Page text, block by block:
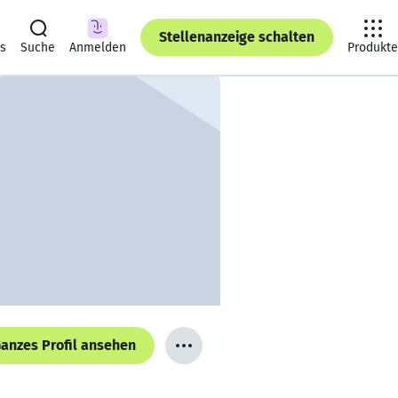
Suche Anmelden
Stellenanzeige schalten
Produkte
Profil ansehen